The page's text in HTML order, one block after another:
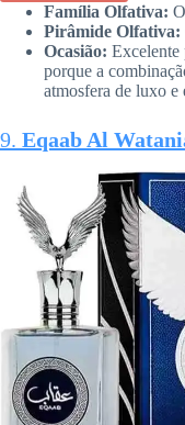
Família Olfativa:
Pirâmide Olfativa:
Ocasião: Excelente
porque a
atmosfera de luxo e
9. Eqaab Al